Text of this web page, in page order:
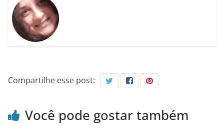
Compartilhe esse post:
Você pode gostar também